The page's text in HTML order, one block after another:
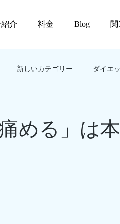
紹介 料金 Blog
新しいカテゴリー ダイエ
める」は